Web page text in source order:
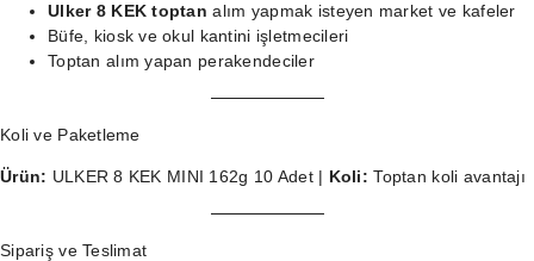
Ulker 8 KEK toptan alım yapmak isteyen market ve kafeler
Büfe, kiosk ve okul kantini işletmecileri
Toptan alım yapan perakendeciler
Koli ve Paketleme
Ürün: ULKER 8 KEK MINI 162g 10 Adet | Koli: Toptan koli avantajı
Sipariş ve Teslimat